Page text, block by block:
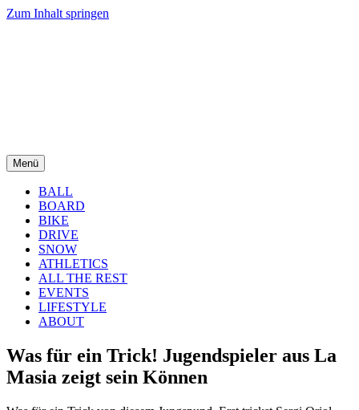
Zum Inhalt springen
Menü
BALL
BOARD
BIKE
DRIVE
SNOW
ATHLETICS
ALL THE REST
EVENTS
LIFESTYLE
ABOUT
Was für ein Trick! Jugendspieler aus La
Masia zeigt sein Können